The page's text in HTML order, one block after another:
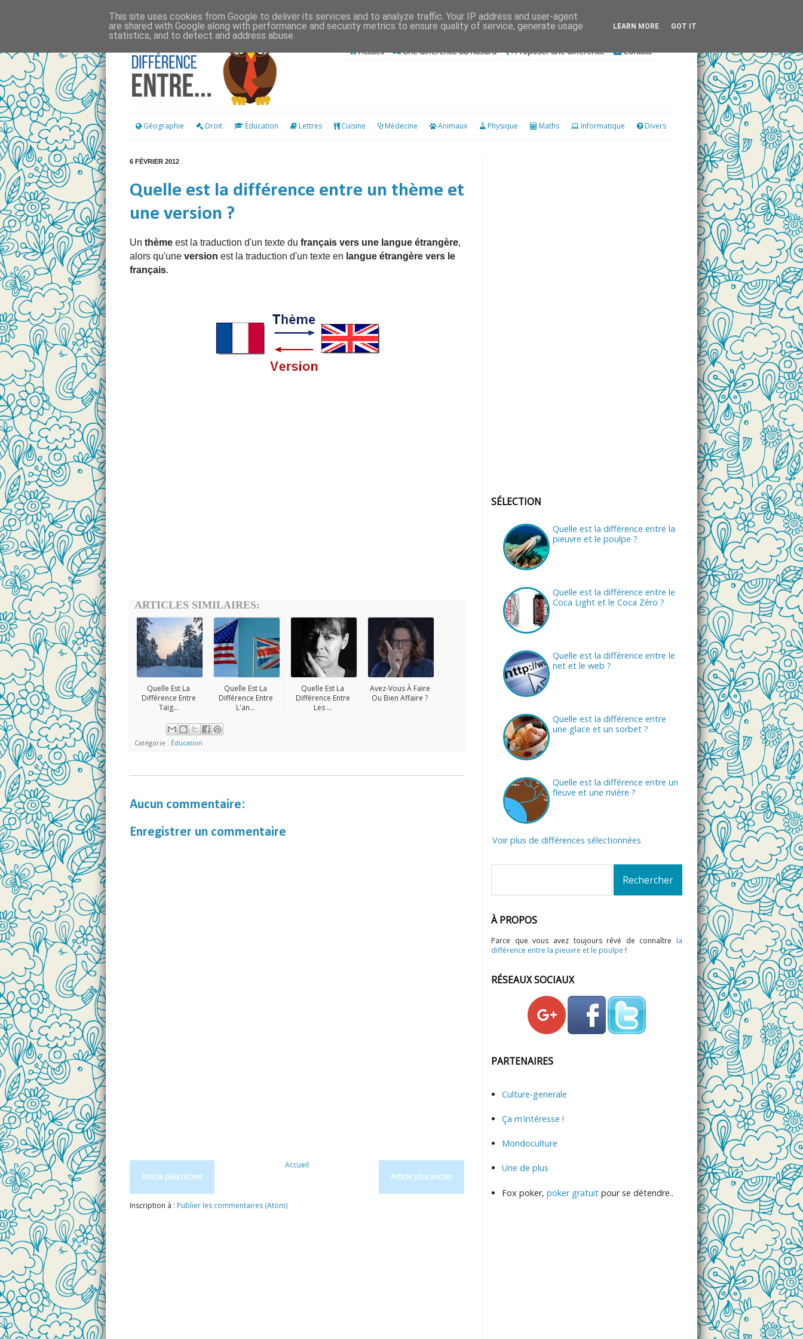
Accueil Une différence au hasard Proposer une différence Contact
Géographie Droit Éducation Lettres Cuisine Médecine Animaux Physique Maths Informatique Divers
6 FÉVRIER 2012
Quelle est la différence entre un thème et
une version ?
Un thème est la traduction d'un texte du français vers une langue étrangère,
alors qu'une version est la traduction d'un texte en langue étrangère vers le
français.
ARTICLES SIMILAIRES:
Quelle Est La
Différence Entre
Taïg...
Quelle Est La
Différence Entre
L'an...
Quelle Est La
Différence Entre
Les ...
Avez-Vous À Faire
Ou Bien Affaire ?
Catégorie : Éducation
Aucun commentaire:
Enregistrer un commentaire
Article plus récent Article plus ancien
Accueil
Inscription à : Publier les commentaires (Atom)
SÉLECTION
Quelle est la différence entre la
pieuvre et le poulpe ?
Quelle est la différence entre le
Coca Light et le Coca Zéro ?
Quelle est la différence entre le
net et le web ?
Quelle est la différence entre
une glace et un sorbet ?
Quelle est la différence entre un
fleuve et une rivière ?
Voir plus de différences sélectionnées
À PROPOS
Parce que vous avez toujours rêvé de connaître la
différence entre la pieuvre et le poulpe !
RÉSEAUX SOCIAUX
PARTENAIRES
Culture-generale
Ça m'intéresse !
Mondoculture
Une de plus
Fox poker, poker gratuit pour se détendre..
This site uses cookies from Google to deliver its services and to analyze traffic. Your IP address and user-agent
are shared with Google along with performance and security metrics to ensure quality of service, generate usage
statistics, and to detect and address abuse.
LEARN MORE GOT IT